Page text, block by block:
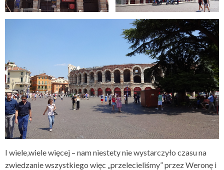
I wiele,wiele więcej – nam niestety nie wystarczyło czasu na
zwiedzanie wszystkiego więc „przelecieliśmy” przez Weronę i